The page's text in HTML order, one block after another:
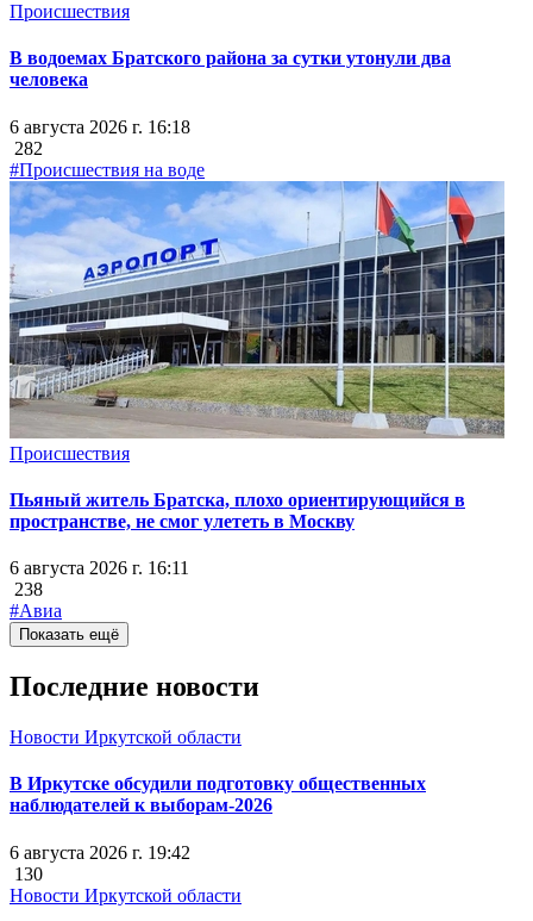
Происшествия
В водоемах Братского района за сутки утонули два
человека
6 августа 2026 г. 16:18
282
#Происшествия на воде
Происшествия
Пьяный житель Братска, плохо ориентирующийся в
пространстве, не смог улететь в Москву
6 августа 2026 г. 16:11
238
#Авиа
Показать ещё
Последние новости
Новости Иркутской области
В Иркутске обсудили подготовку общественных
наблюдателей к выборам-2026
6 августа 2026 г. 19:42
130
Новости Иркутской области